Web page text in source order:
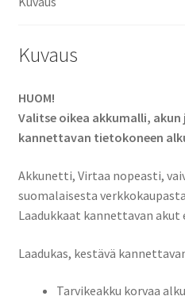
1,
Latitude
5289,
Latitude
5290
2-
1,
Dell
N003L7390-
D1606FTCN,
N012L7390-
Kuvaus
HUOM!
Valitse oikea akkumalli,
kannettavan tietokoneen
Akkunetti, Virtaa nopeasti,
suomalaisesta
Laadukkaat kannettavan
Laadukas, kestävä
Tarvikeakku korvaa